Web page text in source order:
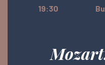
19:30